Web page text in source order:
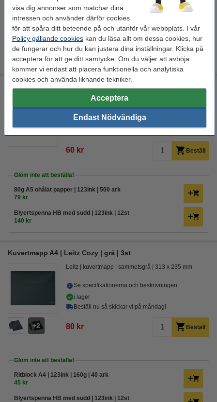
visa dig annonser som matchar dina
intressen och använder därför cookies
för att spåra ditt beteende på och utanför vår webbplats. I vår
Policy gällande cookies kan du läsa allt om dessa cookies, hur
de fungerar och hur du kan justera dina inställningar. Klicka på
acceptera för att ge ditt samtycke. Om du väljer att avböja
kommer vi endast att placera funktionella och analytiska
cookies och använda liknande tekniker.
Acceptera
Endast Nödvändiga
Glöm inte att beställa!
45 kr
Blyertspenna HB med sudd | 123ink | 12st
kuvertmapp polypropen
Se specifikationerna och beskrivningen
EU-lager
60 kr Beställ
Glöm inte att beställa!
80g A5 ohålat papper | 123ink | 500 ark
79 kr
Blyertspenna HB med sudd | 123ink | 12st
140 kr
Kuvertmapp A4 | Leitz Cozy | grå | 3st
2
Leitz kuvertmapp sammetsgrå 313 x 235 mm
Se specifikationerna och beskrivningen
i lager
Beställ nu så skickar vi på måndag!
80 kr Beställ
Glöm inte att beställa!
Ritblock A4 | 123ink | 160g | 40 ark
45 kr
Blyertspenna HB med sudd | 123ink | 12st